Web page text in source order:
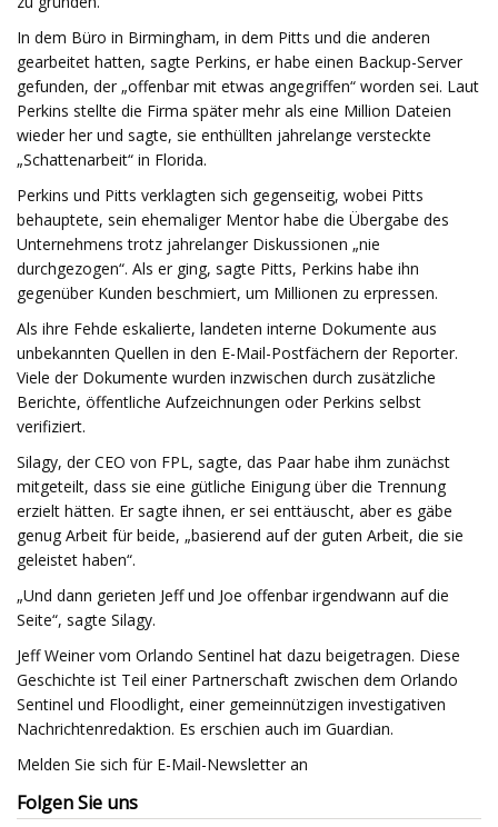
In dem Büro in Birmingham, in dem Pitts und die anderen
gearbeitet hatten, sagte Perkins, er habe einen Backup-Server
gefunden, der „offenbar mit etwas angegriffen“ worden sei. Laut
Perkins stellte die Firma später mehr als eine Million Dateien
wieder her und sagte, sie enthüllten jahrelange versteckte
„Schattenarbeit“ in Florida.
Perkins und Pitts verklagten sich gegenseitig, wobei Pitts
behauptete, sein ehemaliger Mentor habe die Übergabe des
Unternehmens trotz jahrelanger Diskussionen „nie
durchgezogen“. Als er ging, sagte Pitts, Perkins habe ihn
gegenüber Kunden beschmiert, um Millionen zu erpressen.
Als ihre Fehde eskalierte, landeten interne Dokumente aus
unbekannten Quellen in den E-Mail-Postfächern der Reporter.
Viele der Dokumente wurden inzwischen durch zusätzliche
Berichte, öffentliche Aufzeichnungen oder Perkins selbst
verifiziert.
Silagy, der CEO von FPL, sagte, das Paar habe ihm zunächst
mitgeteilt, dass sie eine gütliche Einigung über die Trennung
erzielt hätten. Er sagte ihnen, er sei enttäuscht, aber es gäbe
genug Arbeit für beide, „basierend auf der guten Arbeit, die sie
geleistet haben“.
„Und dann gerieten Jeff und Joe offenbar irgendwann auf die
Seite“, sagte Silagy.
Jeff Weiner vom Orlando Sentinel hat dazu beigetragen. Diese
Geschichte ist Teil einer Partnerschaft zwischen dem Orlando
Sentinel und Floodlight, einer gemeinnützigen investigativen
Nachrichtenredaktion. Es erschien auch im Guardian.
Melden Sie sich für E-Mail-Newsletter an
Folgen Sie uns